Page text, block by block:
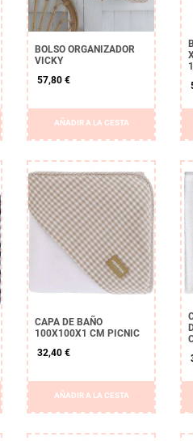
BOLSO ORGANIZADOR
VICKY
57,80 €
AÑADIR A LA CESTA
CAPA DE BAÑO
100X100X1 CM PICNIC
32,40 €
AÑADIR A LA CESTA